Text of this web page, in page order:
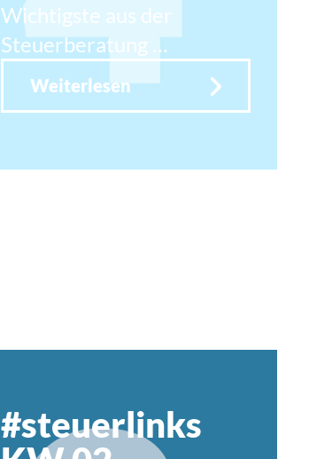
Wichtigste aus der
Steuerberatung …
Weiterlesen
#steuerlinks